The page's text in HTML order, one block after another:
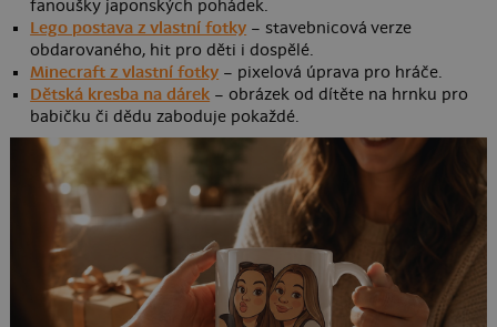
fanoušky japonských pohádek.
Lego postava z vlastní fotky – stavebnicová verze
obdarovaného, hit pro děti i dospělé.
Minecraft z vlastní fotky – pixelová úprava pro hráče.
Dětská kresba na dárek – obrázek od dítěte na hrnku pro
babičku či dědu zaboduje pokaždé.